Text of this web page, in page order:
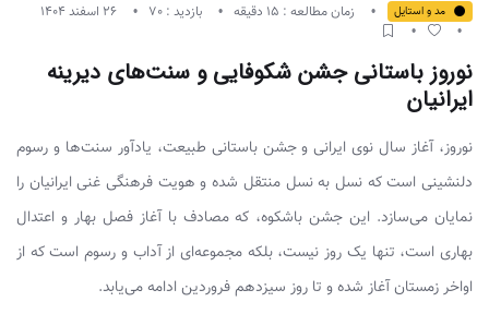
مد و استایل زمان مطالعه : 15 دقیقه بازدید : 70 26 اسفند 1404
نوروز باستانی جشن شکوفایی و سنت‌های دیرینه
ایرانیان
نوروز، آغاز سال نوی ایرانی و جشن باستانی طبیعت، یادآور سنت‌ها و رسوم
دلنشینی است که نسل به نسل منتقل شده و هویت فرهنگی غنی ایرانیان را
نمایان می‌سازد. این جشن باشکوه، که مصادف با آغاز فصل بهار و اعتدال
بهاری است، تنها یک روز نیست، بلکه مجموعه‌ای از آداب و رسوم است که از
اواخر زمستان آغاز شده و تا روز سیزدهم فروردین ادامه می‌یابد.